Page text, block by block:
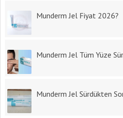
Munderm Jel Fiyat 2026?
Munderm Jel Tüm Yüze
Munderm Jel Sürdükten